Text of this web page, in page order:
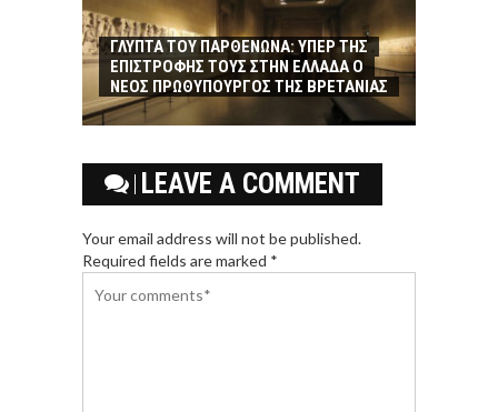
ΓΛΥΠΤΑ ΤΟΥ ΠΑΡΘΕΝΩΝΑ: ΥΠΕΡ ΤΗΣ
ΕΠΙΣΤΡΟΦΗΣ ΤΟΥΣ ΣΤΗΝ ΕΛΛΑΔΑ Ο
ΝΕΟΣ ΠΡΩΘΥΠΟΥΡΓΟΣ ΤΗΣ ΒΡΕΤΑΝΙΑΣ
LEAVE A COMMENT
Your email address will not be published.
Required fields are marked *